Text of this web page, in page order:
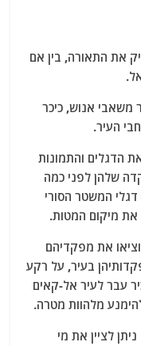
את התאורה, בין אם
אנוש, כיכר
העיר.
הדגלים והתמונות
שלהן לפני כמה
דגלי המשטר הסורי
את מיקום המטות.
את מפקדיהם
בעיר, על רקע
עבר לעיר אל-קאים
מלהוות מטרה.
לציין את מי